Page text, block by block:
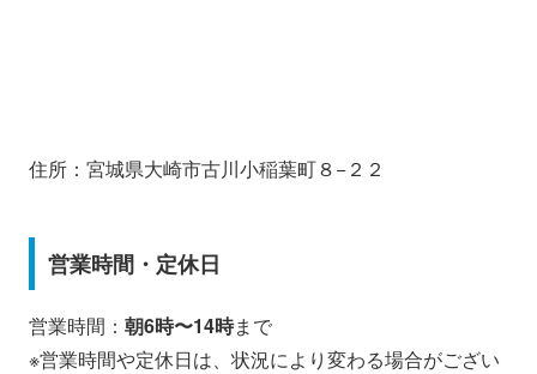
住所：宮城県大崎市古川小稲葉町８−２２
営業時間・定休日
営業時間： 朝6時〜14時まで
※営業時間や定休日は、状況により変わる場合がござい